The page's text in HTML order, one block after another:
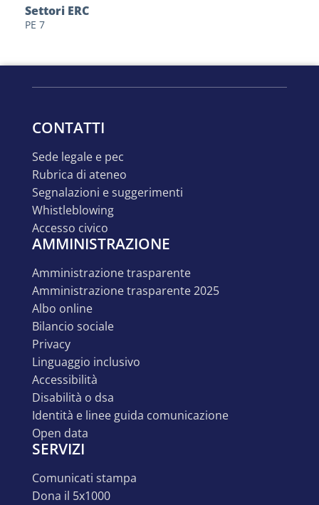
Settori ERC
PE 7
CONTATTI
sede legale e pec
rubrica di ateneo
segnalazioni e suggerimenti
whistleblowing
accesso civico
AMMINISTRAZIONE
amministrazione trasparente
amministrazione trasparente 2025
albo online
bilancio sociale
privacy
linguaggio inclusivo
accessibilità
disabilità o dsa
identità e linee guida comunicazione
open data
SERVIZI
comunicati stampa
dona il 5x1000